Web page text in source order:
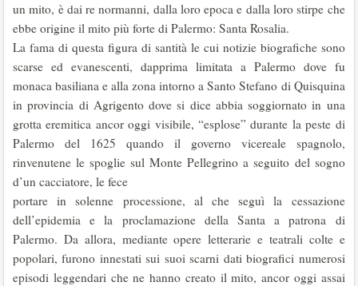
un mito, è dai re normanni, dalla loro epoca e dalla loro stirpe che
ebbe origine il mito più forte di Palermo: Santa Rosalia.
La fama di questa figura di santità le cui notizie biografiche sono
scarse ed evanescenti, dapprima limitata a Palermo dove fu
monaca basiliana e alla zona intorno a Santo Stefano di Quisquina
in provincia di Agrigento dove si dice abbia soggiornato in una
grotta eremitica ancor oggi visibile, “esplose” durante la peste di
Palermo del 1625 quando il governo vicereale spagnolo,
rinvenutene le spoglie sul Monte Pellegrino a seguito del sogno
d’un cacciatore, le fece
portare in solenne processione, al che seguì la cessazione
dell’epidemia e la proclamazione della Santa a patrona di
Palermo. Da allora, mediante opere let­terarie e teatrali colte e
popolari, furono innestati sui suoi scarni dati biografici numerosi
episodi leggendari che ne hanno creato il mito, ancor oggi assai